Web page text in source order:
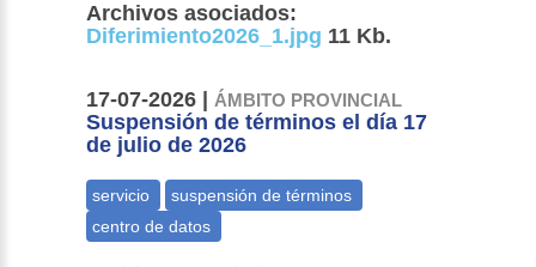
Archivos asociados:
Diferimiento2026_1.jpg 11 Kb.
17-07-2026 |ÁMBITO PROVINCIAL
Suspensión de términos el día 17
de julio de 2026